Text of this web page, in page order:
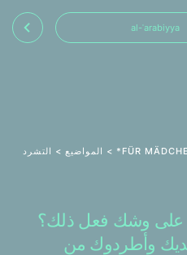
al-ʿarabiyya
FÜR
> المواضيع > التشرد
على وشك فعل ذلك؟
وأطردوك من